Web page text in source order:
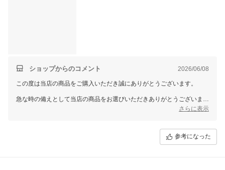
ショップからのコメント 2026/06/08
この度は当店の商品をご購入いただき誠にありがとうございます。
急な時の備えとして当店の商品をお選びいただきありがとうございま
す。レビューをご参考に46cmをお選びいただき、長さも合われたよう
さらに表示
参考になった